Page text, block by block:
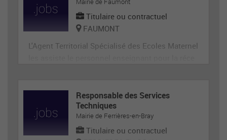
Titulaire ou contractuel
FAUMONT
L'Agent Territorial Spécialisé des Ecoles Maternel
ux et le matériel servant directement aux enfant
s. En tant que membre de la communauté éduca
tive, il p
Responsable des Services
Techniques
Mairie de Ferrières-en-Bray
Titulaire ou contractuel